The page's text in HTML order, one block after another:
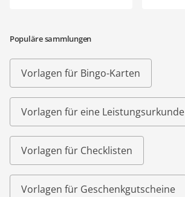
Populäre sammlungen
Vorlagen für Bingo-Karten
Vorlagen für eine Leistungsurkunde
Vorlagen für Checklisten
Vorlagen für Geschenkgutscheine